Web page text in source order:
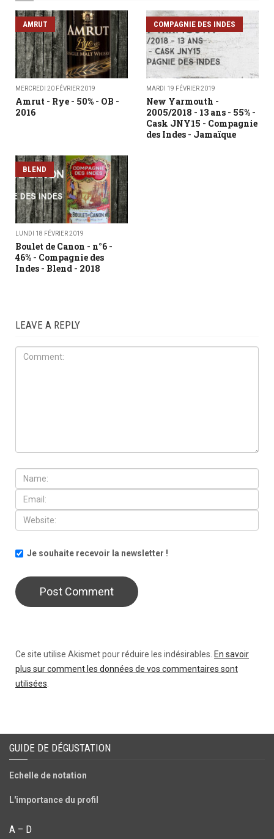
AMRUT
MERCREDI 20 FÉVRIER 2019
Amrut - Rye - 50% - OB -
2016
COMPAGNIE DES INDES
MARDI 19 FÉVRIER 2019
New Yarmouth -
2005/2018 - 13 ans - 55% -
Cask JNY15 - Compagnie
des Indes - Jamaïque
BLEND
LUNDI 18 FÉVRIER 2019
Boulet de Canon - n°6 -
46% - Compagnie des
Indes - Blend - 2018
LEAVE A REPLY
Je souhaite recevoir la newsletter !
Ce site utilise Akismet pour réduire les indésirables. En savoir
plus sur comment les données de vos commentaires sont
utilisées
GUIDE DE DÉGUSTATION
Echelle de notation
L'importance du profil
A – D